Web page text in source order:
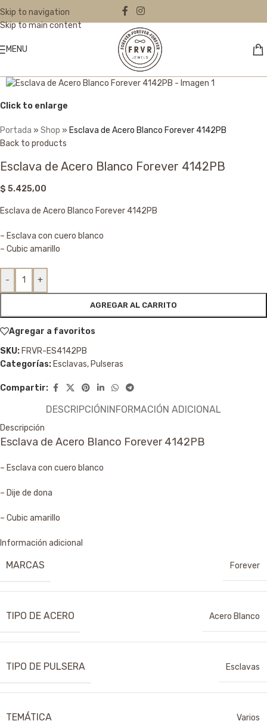
Skip to navigation
Skip to main content
MENU
Click to enlarge
Portada » Shop » Esclava de Acero Blanco Forever 4142PB
Back to products
Esclava de Acero Blanco Forever 4142PB
$ 5.425,00
Esclava de Acero Blanco Forever 4142PB
– Esclava con cuero blanco
– Cubic amarillo
- +
AGREGAR AL CARRITO
Agregar a favoritos
SKU: FRVR-ES4142PB
Categorías: Esclavas, Pulseras
Compartir:
DESCRIPCIÓNINFORMACIÓN ADICIONAL
Descripción
Esclava de Acero Blanco Forever 4142PB
– Esclava con cuero blanco
– Dije de dona
– Cubic amarillo
Información adicional
MARCAS Forever
TIPO DE ACERO Acero Blanco
TIPO DE PULSERA Esclavas
TEMÁTICA Varios